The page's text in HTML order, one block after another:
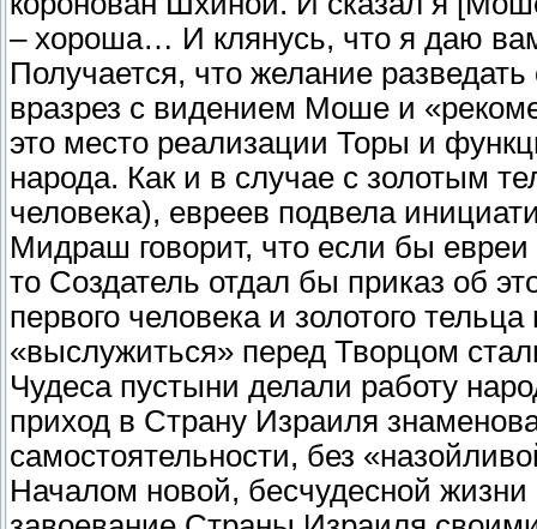
– хороша… И клянусь, что я даю
Получается, что желание
вразрез с видением Моше и
это место реализации Торы и
народа. Как и в случае с золотым
человека), евреев подвела
Мидраш говорит, что если бы
то Создатель отдал бы приказ об
первого человека и золотого
«выслужиться» перед Творцом
Чудеса пустыни делали работу
приход в Страну Израиля
самостоятельности, без
Началом новой, бесчудесной